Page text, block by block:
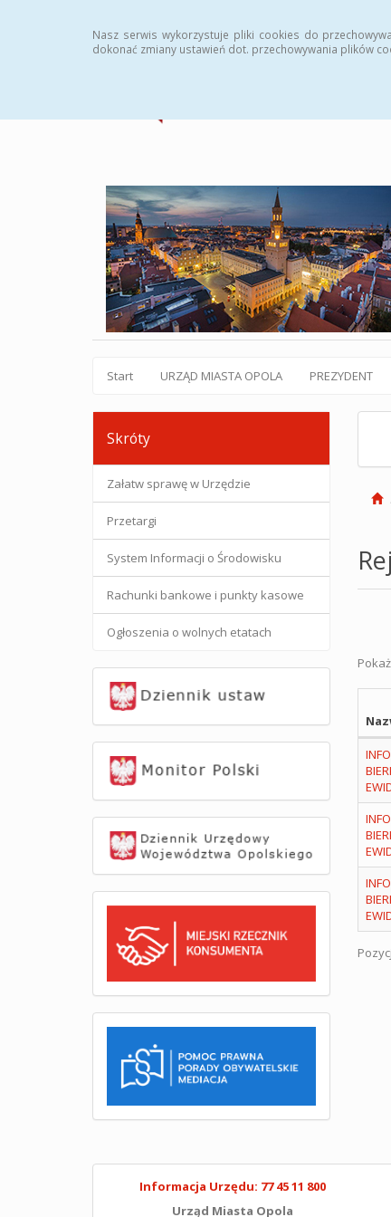
Nasz serwis wykorzystuje pliki cookies do
dokonać zmiany ustawień dot. przechowywania plików
Start URZĄD MIASTA OPOLA PREZYDENT
Skróty
Załatw sprawę w Urzędzie
Przetargi
System Informacji o Środowisku
Rachunki bankowe i punkty kasowe
Ogłoszenia o wolnych etatach
Pokaż
Informacja Urzędu: 77 45 11 800
Urząd Miasta Opola